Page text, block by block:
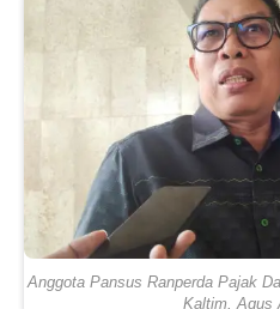
Anggota Pansus Ranperda Pajak
Kaltim, Agus